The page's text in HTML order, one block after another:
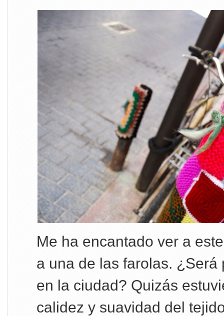
Me ha encantado ver a
a una de las farolas. ¿Será
en la ciudad? Quizás
calidez y suavidad del